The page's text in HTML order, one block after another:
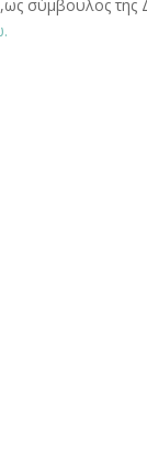
σύμβουλος της